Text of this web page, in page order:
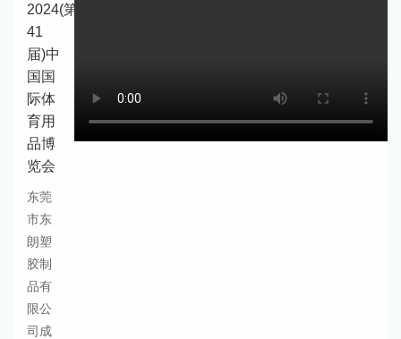
2024(第
41
届)中
国国
际体
育用
品博
览会
东莞
市东
朗塑
胶制
品有
限公
司成